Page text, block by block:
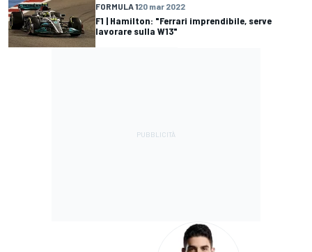
FORMULA 120 mar 2022
F1 | Hamilton: "Ferrari imprendibile, serve
lavorare sulla W13"